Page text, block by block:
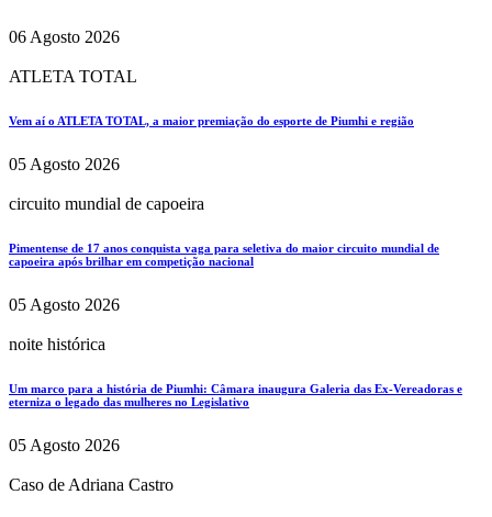
06 Agosto 2026
ATLETA TOTAL
Vem aí o ATLETA TOTAL, a maior premiação do esporte de Piumhi e região
05 Agosto 2026
circuito mundial de capoeira
Pimentense de 17 anos conquista vaga para seletiva do maior circuito mundial de
capoeira após brilhar em competição nacional
05 Agosto 2026
noite histórica
Um marco para a história de Piumhi: Câmara inaugura Galeria das Ex-Vereadoras e
eterniza o legado das mulheres no Legislativo
05 Agosto 2026
Caso de Adriana Castro